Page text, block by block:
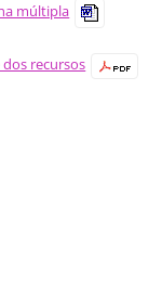
múltipla
recursos